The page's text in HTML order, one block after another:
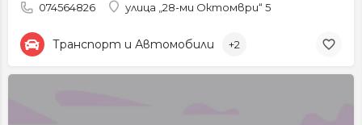
074564826 улица „28-ми Октомври“ 5
Транспорт и Автомобили +2